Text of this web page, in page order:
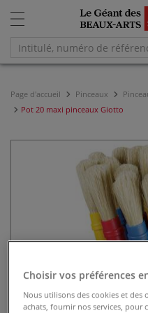
Page d'accueil Pinceaux
Pot 20 maxi pinceaux Giotto
Choisir vos préférences
Nous utilisons des cookies et
achats, fournir nos services, pour